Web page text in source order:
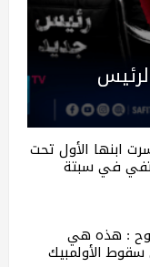
ابنها الأول تحت
في سبتة
: هذه هي
سقوط الأولمبيك